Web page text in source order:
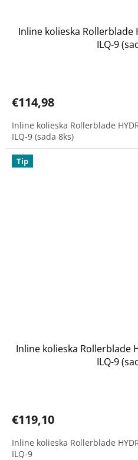
Inline kolieska Rollerblade
ILQ-9
€114,98
Inline kolieska Rollerblade
ILQ-9 (sada 8ks)
Tip
Inline kolieska Rollerblade
ILQ-9
€119,10
Inline kolieska Rollerblade
ILQ-9